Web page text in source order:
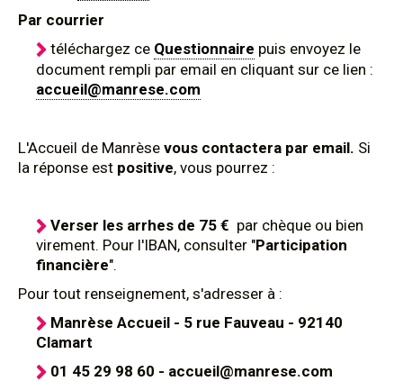
Par courrier
téléchargez ce Questionnaire puis envoyez le
document rempli par email en cliquant sur ce lien :
accueil@manrese.com
L'Accueil de Manrèse vous contactera par email. Si
la réponse est positive, vous pourrez :
Verser les arrhes de 75 € par chèque ou bien
virement. Pour l'IBAN, consulter "Participation
financière".
Pour tout renseignement, s'adresser à :
Manrèse Accueil - 5 rue Fauveau - 92140
Clamart
01 45 29 98 60 - accueil@manrese.com